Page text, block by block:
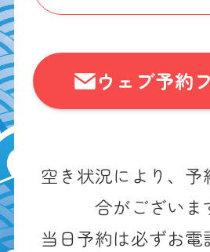
ウェブ予約
空き状況により、予
合がございま
当日予約は必ずお電